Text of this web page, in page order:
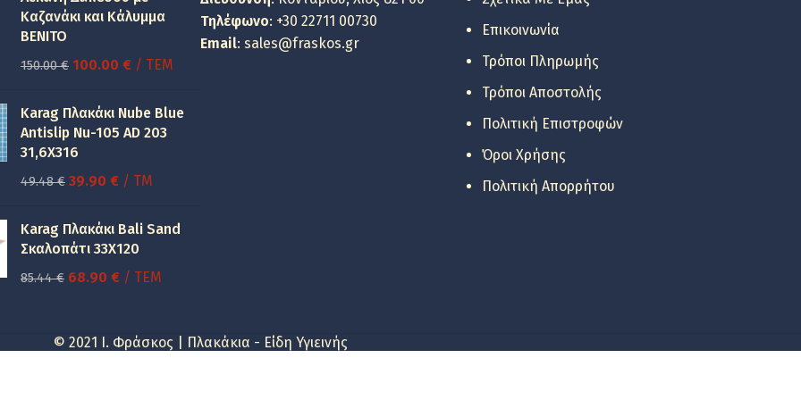
Καζανάκι και Κάλυμμα
BENITO
150.00€ Original
was:
150.00 €.
100.00 €Η
τιμή
είναι:
/ ΤΕΜ
Karag Πλακάκι Nube Blue
Antislip Nu-105 AD 203
31,6X316
49.48€ Original
was:
49.48 €.
39.90 €Η
τιμή
είναι:
39.90 €.
/ TM
Karag Πλακάκι Bali Sand
Σκαλοπάτι 33Χ120
85.44€ Original
85.44 €.
68.90 €Η
είναι:
/ ΤΕΜ
Τηλέφωνο: +30 22711 00730
Email: sales@fraskos.gr
Επικοινωνία
Τρόποι Πληρωμής
Τρόποι Αποστολής
Πολιτική Επιστροφών
Όροι Χρήσης
Πολιτική Απορρήτου
© 2021 I. Φράσκος | Πλακάκια - Είδη Υγιεινής